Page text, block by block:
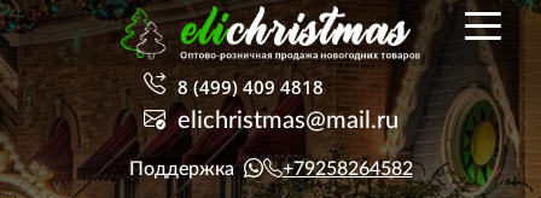
8 (499) 409 4818
elichristmas@mail.ru
Поддержка +79258264582